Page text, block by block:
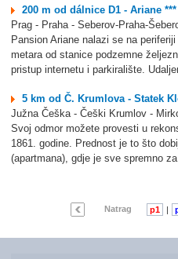
200 m od dálnice D1 - Ariane ***
Prag - Praha - Seberov-Praha-
Pansion Ariane nalazi se na
metara od stanice podzemne
pristup internetu i parkiralište.
5 km od Č. Krumlova - Statek
Južna Češka - Češki Krumlov -
Svoj odmor možete provesti u
1861. godine. Prednost je to što
(apartmana), gdje je sve spremno
Natrag p1 |